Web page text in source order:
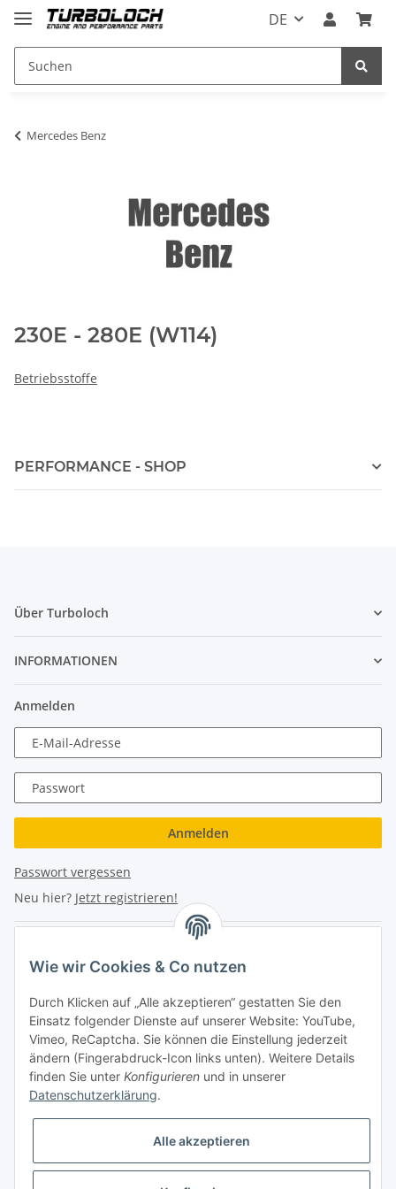
DE
Mercedes Benz
230E - 280E (W114)
Betriebsstoffe
PERFORMANCE - SHOP
Über Turboloch
INFORMATIONEN
Anmelden
E-Mail-Adresse
Passwort
Anmelden
Passwort vergessen
Neu hier? Jetzt registrieren!
Hauptplatz 4
2870 Aspang
eMail: info@turboloch.at
Tel: +43 (0)660/1314150
Di - Fr 9-17 Uhr / Fr 9-12 Uhr
Achtung keine Abholung mehr möglich!!!
Wie wir Cookies & Co nutzen
Durch Klicken auf „Alle akzeptieren“ gestatten Sie den
Einsatz folgender Dienste auf unserer Website: YouTube,
Vimeo, ReCaptcha. Sie können die Einstellung jederzeit
ändern (Fingerabdruck-Icon links unten). Weitere Details
finden Sie unter Konfigurieren und in unserer
Datenschutzerklärung.
Alle akzeptieren